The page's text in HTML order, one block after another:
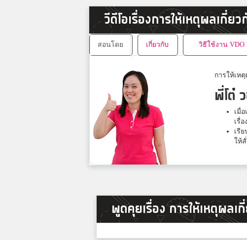
วีดีโอเรื่องการให้เหตุผลเกี่ย
สอนโดย เกี่ยวกับ วิธีใช้งาน VDO
การให้เห
พี่โต๋
เมื่
เรื่
เรี
ให้
พูดคุยเรื่อง การให้เหตุผล